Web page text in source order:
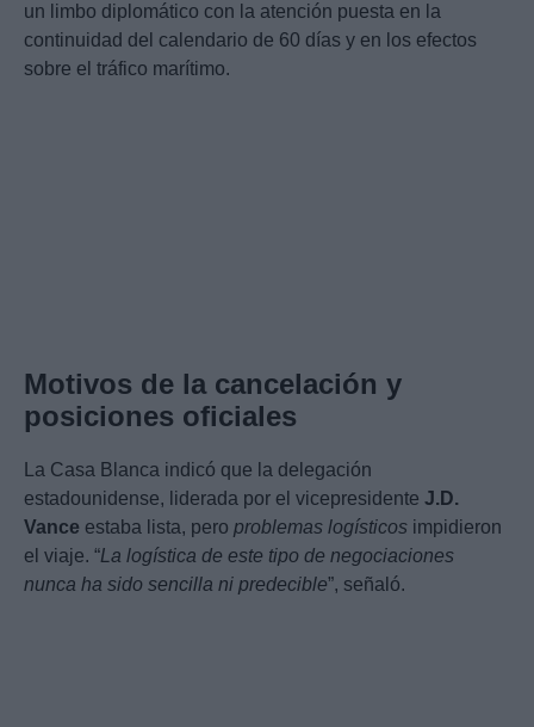
un limbo diplomático con la atención puesta en la
continuidad del calendario de 60 días y en los efectos
sobre el tráfico marítimo.
Motivos de la cancelación y
posiciones oficiales
La Casa Blanca indicó que la delegación
estadounidense, liderada por el vicepresidente J.D.
Vance estaba lista, pero problemas logísticos impidieron
el viaje. “La logística de este tipo de negociaciones
nunca ha sido sencilla ni predecible”, señaló.